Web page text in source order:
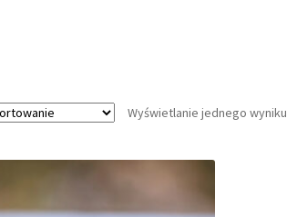
Wyświetlanie jednego wyniku